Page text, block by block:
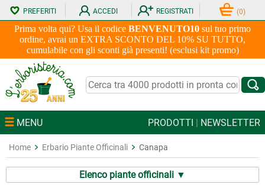
Prima volta qui? Usa il codice BENVENUTO10 sul tuo primo
ordine, avrai un EXTRA SCONTO DEL 10% SU TUTTO,
cumulabile con gli sconti già presenti! (esclusi kit promo)
PREFERITI ACCEDI REGISTRATI (0)
MENU PRODOTTI | NEWSLETTER
Home Erbario Piante Officinali Canapa
Elenco piante officinali ▼